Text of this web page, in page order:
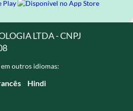
LTDA - CNPJ
outros idiomas:
Hindi